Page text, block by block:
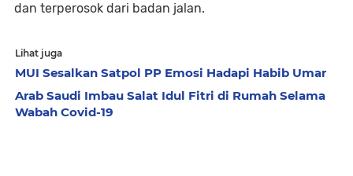
dan terperosok dari badan jalan.
Lihat juga
MUI Sesalkan Satpol PP Emosi Hadapi Habib Umar
Arab Saudi Imbau Salat Idul Fitri di Rumah Selama
Wabah Covid-19